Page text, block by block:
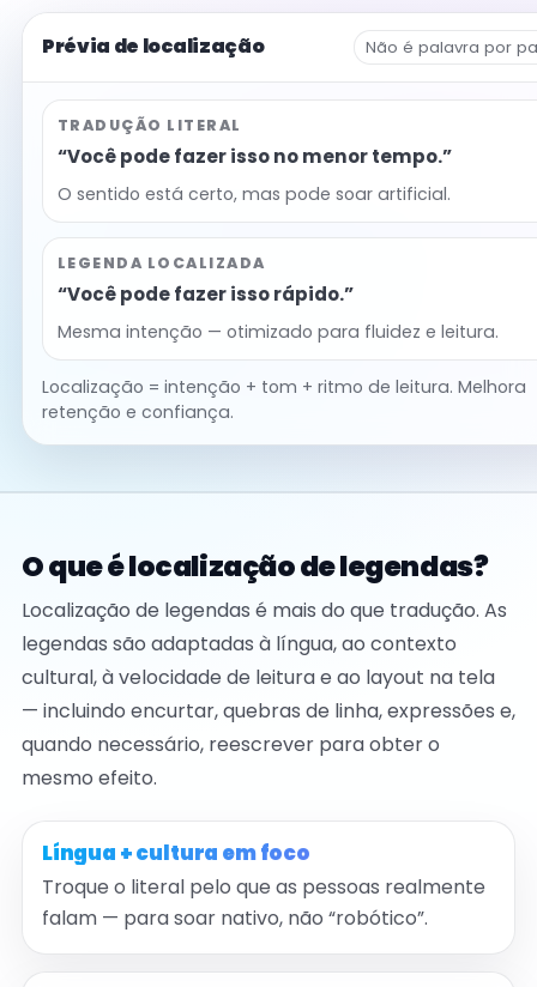
Prévia de localização Não é palavra por
TRADUÇÃO LITERAL
“Você pode fazer isso no menor tempo.”
O sentido está certo, mas pode soar artificial.
LEGENDA LOCALIZADA
“Você pode fazer isso rápido.”
Mesma intenção — otimizado para fluidez e leitura.
Localização = intenção + tom + ritmo de leitura. Melhora
retenção e confiança.
O que é localização de legendas?
Localização de legendas é mais do que tradução. As
legendas são adaptadas à língua, ao contexto
cultural, à velocidade de leitura e ao layout na tela
— incluindo encurtar, quebras de linha, expressões e,
quando necessário, reescrever para obter o
mesmo efeito.
Língua + cultura em foco
Troque o literal pelo que as pessoas realmente
falam — para soar nativo, não “robótico”.